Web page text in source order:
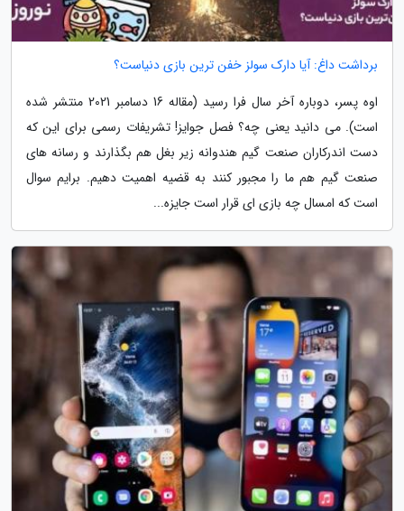
برداشت داغ: آیا دارک سولز خفن ترین بازی دنیاست؟
اوه پسر، دوباره آخر سال فرا رسید (مقاله 16 دسامبر 2021 منتشر شده
است). می دانید یعنی چه؟ فصل جوایز! تشریفات رسمی برای این که
دست اندرکاران صنعت گیم هندوانه زیر بغل هم بگذارند و رسانه های
صنعت گیم هم ما را مجبور کنند به قضیه اهمیت دهیم. برایم سوال
است که امسال چه بازی ای قرار است جایزه...